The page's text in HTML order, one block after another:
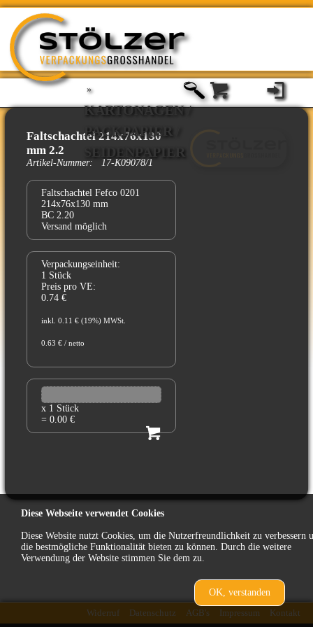
»
KARTONAGEN /
PACKPAPIER /
SEIDENPAPIER
Faltschachtel 214x76x130
mm 2.2
Artikel-Nummer: 17-K09078/1
Faltschachtel Fefco 0201
214x76x130 mm
BC 2.20
Versand möglich
Verpackungseinheit:
1 Stück
Preis pro VE:
0.74 €
inkl. 0.11 € (19%) MWSt.
0.63 € / netto
x 1 Stück
= 0.00 €
zurück
Kontakt
Impressum
AGB's
Datenschutz
Widerruf
Diese Webseite verwendet Cookies
Diese Website nutzt Cookies, um die Nutzerfreundlichkeit zu verbessern
die bestmögliche Funktionalität bieten zu können. Durch die weitere
Verwendung der Website stimmen Sie dem zu.
OK, verstanden